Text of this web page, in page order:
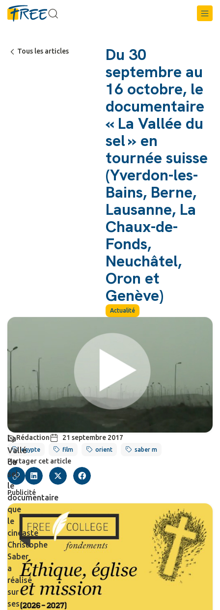
Tous les articles
Du 30
septembre au
16 octobre, le
documentaire
« La Vallée du
sel » en
tournée suisse
(Yverdon-les-
Bains, Berne,
Lausanne, La
Chaux-de-
Fonds,
Neuchâtel,
Oron et
Genève)
Actualité
Rédaction 21 septembre 2017
egypte film orient saber m
Partager cet article
Publicité
La
Vallé
du
sel,
le
documentaire
que
le
cinéaste
Christophe
Saber
a
réalisé
sur
ses